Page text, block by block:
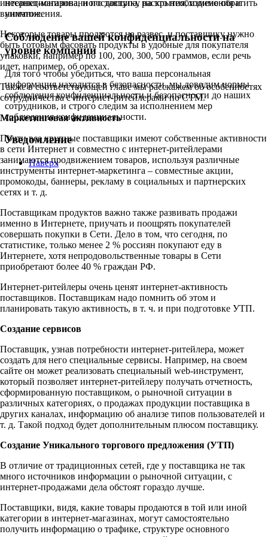
интернет-магазина, и поставщику на это необходимо обратить
внимание.
Некоторые товары продаются на развес, и поставщику нужно
быть готовым фасовать продукты в удобные для покупателя
упаковки, например по 100, 200, 300, 500 граммов, если речь
идет, например, об орехах.
Также в соответствующей главе мы расскажем об особенностях
сотрудничества с интернет-ритейлерами по СТМ.
Маркетинговая активность
Почти все крупные поставщики имеют собственные активности
в сети Интернет и совместно с интернет-ритейлерами
занимаются продвижением товаров, используя различные
инструменты интернет-маркетинга – совместные акции,
промокоды, баннеры, рекламу в социальных и партнерских
сетях и т. д.
Поставщикам продуктов важно также развивать продажи
именно в Интернете, приучать и поощрять покупателей
совершать покупки в Сети. Дело в том, что сегодня, по
статистике, только менее 2 % россиян покупают еду в
Интернете, хотя непродовольственные товары в Сети
приобретают более 40 % граждан РФ.
Интернет-ритейлеры очень ценят интернет-активность
поставщиков. Поставщикам надо помнить об этом и
планировать такую активность, в т. ч. и при подготовке УТП.
Создание сервисов
Поставщик, узнав потребности интернет-ритейлера, может
создать для него специальные сервисы. Например, на своем
сайте он может реализовать специальный web-инструмент,
который позволяет интернет-ритейлеру получать отчетность,
сформированную поставщиком, о рыночной ситуации в
различных категориях, о продажах продукции поставщика в
других каналах, информацию об анализе типов пользователей и
т. д. Такой подход будет дополнительным плюсом поставщику.
Создание Уникального торгового предложения (УТП)
В отличие от традиционных сетей, где у поставщика не так
много источников информации о рыночной ситуации, с
интернет-продажами дела обстоят гораздо лучше.
Поставщики, видя, какие товары продаются в той или иной
категории в интернет-магазинах, могут самостоятельно
получить информацию о трафике, структуре основного
несанкционированного доступа, раскрытия, изменения и
уничтожения.
Соблюдение вашей конфиденциальности на
уровне компании
Для того чтобы убедиться, что ваша персональная
информация находится в безопасности, мы доводим нормы
соблюдения конфиденциальности и безопасности до наших
сотрудников, и строго следим за исполнением мер
соблюдения конфиденциальности.
Уведомление
Наверх